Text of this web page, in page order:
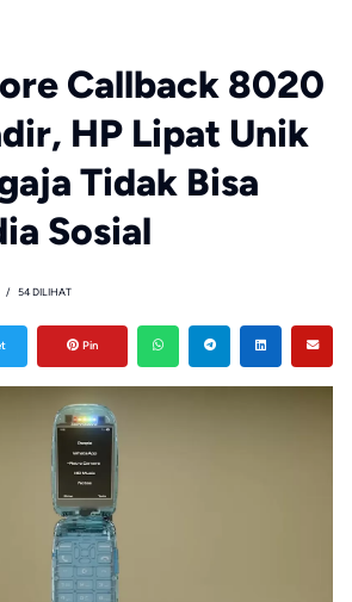
Callback 8020
HP Lipat Unik
Tidak Bisa
Sosial
54 DILIHAT
Pin